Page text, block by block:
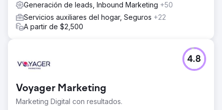
Generación de leads, Inbound Marketing +50
Servicios auxiliares del hogar, Seguros +22
A partir de $2,500
Voyager Marketing
Marketing Digital con resultados.
4.8